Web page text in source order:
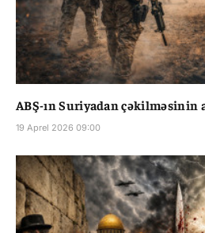
ABŞ-ın Suriyadan çəkilməsinin
19 Aprel 2026 09:00